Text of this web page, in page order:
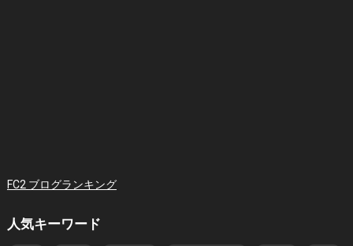
FC2 ブログランキング
人気キーワード